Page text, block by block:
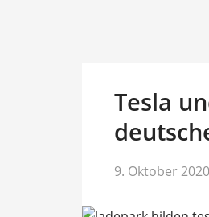
Tesla
9. Oktober 2020